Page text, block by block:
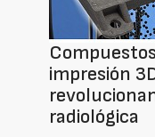
impresión
radiológica